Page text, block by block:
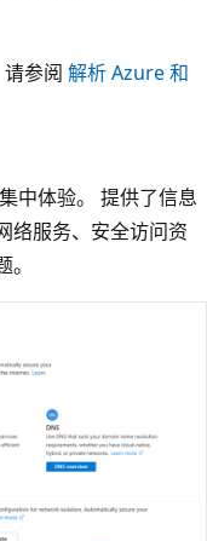
参阅 解析 Azure 和
中体验。 提供了信息
络服务、安全访问资